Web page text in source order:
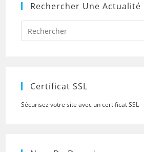
Rechercher Une Actualité
Certificat SSL
Sécurisez votre site avec un certificat SSL